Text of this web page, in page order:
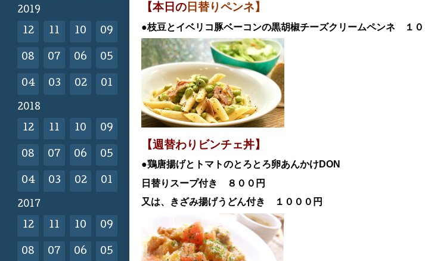
【本日の 日替りペンネ】
●枝豆とイベリコ豚ベーコンの黒胡椒チーズクリームペンネ １０
【週替わりビンチェ丼】
●鶏唐揚げとトマトのとろとろ卵あんかけDON
日替りスープ付き ８００円
又は、きざみ揚げうどん付き １０００円
2019
12 11 10 09
08 07 06 05
04 03 02 01
2018
12 11 10 09
08 07 06 05
04 03 02 01
2017
12 11 10 09
08 07 06 05